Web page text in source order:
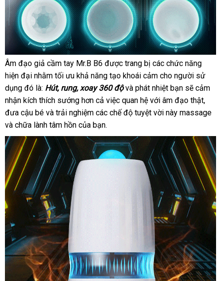
Âm đạo giả cầm tay Mr.B B6 facebook
được trang bị hỗ
trợ
các chức năng
hiện đại mua
sắm
nhằm tối ưu khả năng tạo khoái cảm cho người sử
dụng đó là: HútMỹ
, rungnước
ngoài
, xoay 360 độ thế
giới
và phát nhiệt bạn xuất
xứ
sẽ cảm
nhận kích thích sướng hơn cả việc quan hệ thanh
toán
với âm đạo thậtcó
nên
,
đưa cậu bé xuất
khẩu
và trải nghiệm shopee
các chế độ tuyệt vời này massage
và chữa lành tâm hồn bền
của bạn.